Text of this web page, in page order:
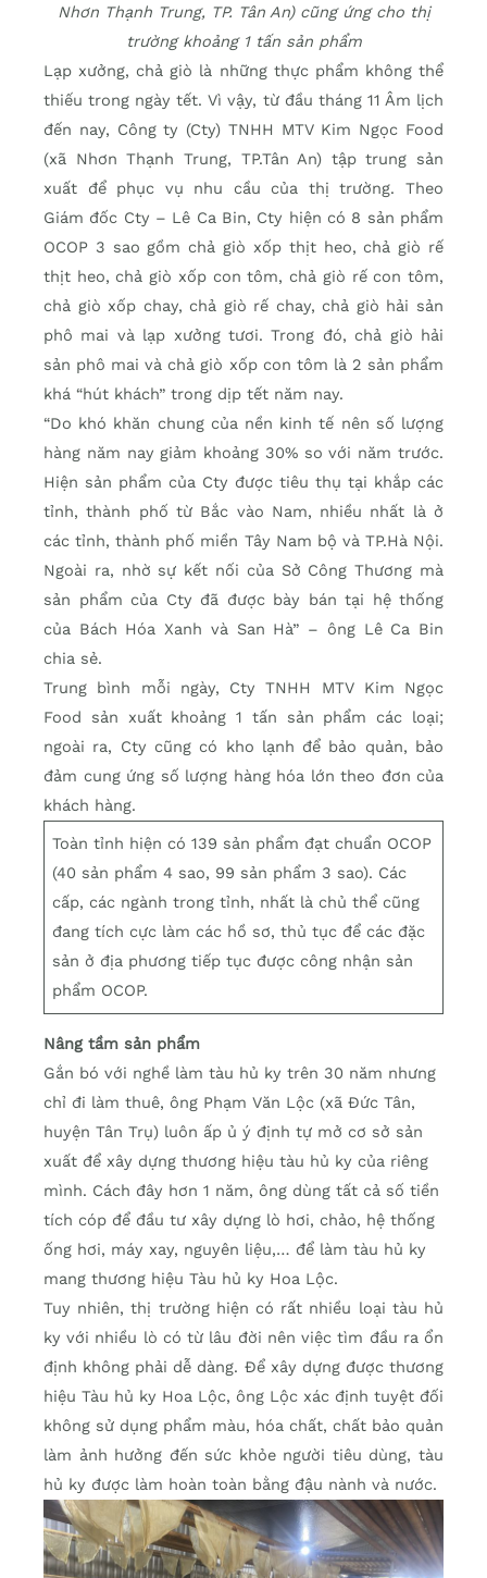
Nhơn Thạnh Trung, TP. Tân An) cũng ứng cho thị
trường khoảng 1 tấn sản phẩm
Lạp xưởng, chả giò là những thực phẩm không thể
thiếu trong ngày tết. Vì vậy, từ đầu tháng 11 Âm lịch
đến nay, Công ty (Cty) TNHH MTV Kim Ngọc Food
(xã Nhơn Thạnh Trung, TP.Tân An) tập trung sản
xuất để phục vụ nhu cầu của thị trường. Theo
Giám đốc Cty – Lê Ca Bin, Cty hiện có 8 sản phẩm
OCOP 3 sao gồm chả giò xốp thịt heo, chả giò rế
thịt heo, chả giò xốp con tôm, chả giò rế con tôm,
chả giò xốp chay, chả giò rế chay, chả giò hải sản
phô mai và lạp xưởng tươi. Trong đó, chả giò hải
sản phô mai và chả giò xốp con tôm là 2 sản phẩm
khá “hút khách” trong dịp tết năm nay.
“Do khó khăn chung của nền kinh tế nên số lượng
hàng năm nay giảm khoảng 30% so với năm trước.
Hiện sản phẩm của Cty được tiêu thụ tại khắp các
tỉnh, thành phố từ Bắc vào Nam, nhiều nhất là ở
các tỉnh, thành phố miền Tây Nam bộ và TP.Hà Nội.
Ngoài ra, nhờ sự kết nối của Sở Công Thương mà
sản phẩm của Cty đã được bày bán tại hệ thống
của Bách Hóa Xanh và San Hà” – ông Lê Ca Bin
chia sẻ.
Trung bình mỗi ngày, Cty TNHH MTV Kim Ngọc
Food sản xuất khoảng 1 tấn sản phẩm các loại;
ngoài ra, Cty cũng có kho lạnh để bảo quản, bảo
đảm cung ứng số lượng hàng hóa lớn theo đơn của
khách hàng.
Toàn tỉnh hiện có 139 sản phẩm đạt chuẩn OCOP
(40 sản phẩm 4 sao, 99 sản phẩm 3 sao). Các
cấp, các ngành trong tỉnh, nhất là chủ thể cũng
đang tích cực làm các hồ sơ, thủ tục để các đặc
sản ở địa phương tiếp tục được công nhận sản
phẩm OCOP.
Nâng tầm sản phẩm
Gắn bó với nghề làm tàu hủ ky trên 30 năm nhưng
chỉ đi làm thuê, ông Phạm Văn Lộc (xã Đức Tân,
huyện Tân Trụ) luôn ấp ủ ý định tự mở cơ sở sản
xuất để xây dựng thương hiệu tàu hủ ky của riêng
mình. Cách đây hơn 1 năm, ông dùng tất cả số tiền
tích cóp để đầu tư xây dựng lò hơi, chảo, hệ thống
ống hơi, máy xay, nguyên liệu,… để làm tàu hủ ky
mang thương hiệu Tàu hủ ky Hoa Lộc.
Tuy nhiên, thị trường hiện có rất nhiều loại tàu hủ
ky với nhiều lò có từ lâu đời nên việc tìm đầu ra ổn
định không phải dễ dàng. Để xây dựng được thương
hiệu Tàu hủ ky Hoa Lộc, ông Lộc xác định tuyệt đối
không sử dụng phẩm màu, hóa chất, chất bảo quản
làm ảnh hưởng đến sức khỏe người tiêu dùng, tàu
hủ ky được làm hoàn toàn bằng đậu nành và nước.